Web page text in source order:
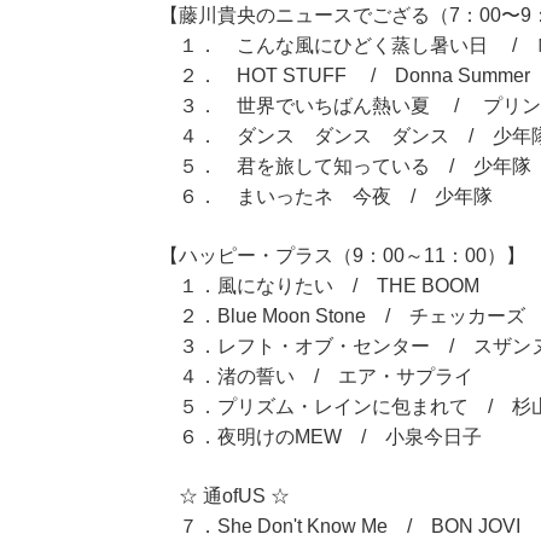
【藤川貴央のニュースでござる（7：00〜9
１． こんな風にひどく蒸し暑い日 /
２． HOT STUFF / Donna Summer
３． 世界でいちばん熱い夏 / プリン
４． ダンス ダンス ダンス / 少年
５． 君を旅して知っている / 少年隊
６． まいったネ 今夜 / 少年隊
【ハッピー・プラス（9：00～11：00）】
１．風になりたい / THE BOOM
２．Blue Moon Stone / チェッカーズ
３．レフト・オブ・センター / スザン
４．渚の誓い / エア・サプライ
５．プリズム・レインに包まれて / 杉
６．夜明けのMEW / 小泉今日子
☆ 通ofUS ☆
７．She Don't Know Me / BON JOVI